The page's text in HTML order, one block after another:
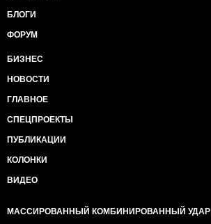
БЛОГИ
ФОРУМ
БИЗНЕС
НОВОСТИ
ГЛАВНОЕ
СПЕЦПРОЕКТЫ
ПУБЛИКАЦИИ
КОЛОНКИ
ВИДЕО
МАССИРОВАННЫЙ КОМБИНИРОВАННЫЙ УДАР